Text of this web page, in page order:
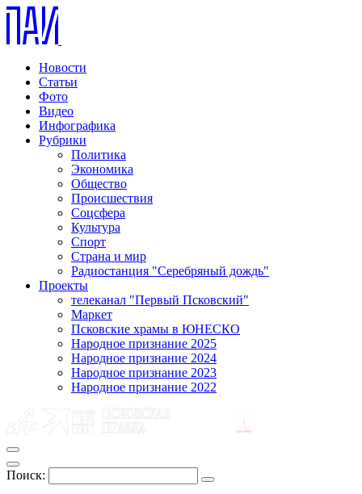
Новости
Статьи
Фото
Видео
Инфографика
Рубрики
Политика
Экономика
Общество
Происшествия
Соцсфера
Культура
Спорт
Страна и мир
Радиостанция "Серебряный дождь"
Проекты
телеканал "Первый Псковский"
Маркет
Псковские храмы в ЮНЕСКО
Народное признание 2025
Народное признание 2024
Народное признание 2023
Народное признание 2022
Поиск: